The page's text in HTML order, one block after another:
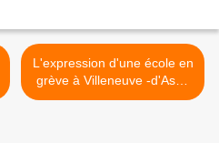
L'expression d'une école en
grève à Villeneuve -d'Ascq
(59), ce jeudi 13 janvier